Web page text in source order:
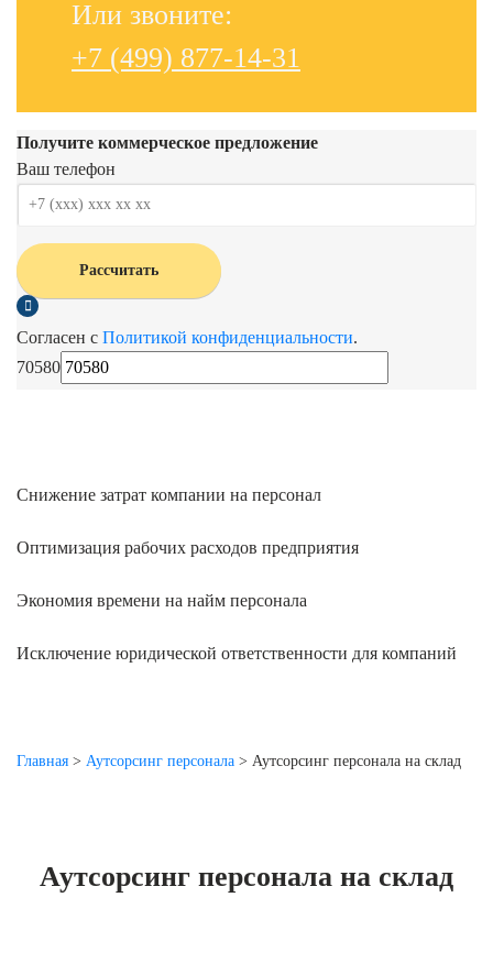
Или звоните:
+7 (499) 877-14-31
Получите коммерческое предложение
Ваш телефон
Рассчитать
Согласен с Политикой конфиденциальности.
70580
Снижение затрат компании на персонал
Оптимизация рабочих расходов предприятия
Экономия времени на найм персонала
Исключение юридической ответственности для компаний
Главная > Аутсорсинг персонала > Аутсорсинг персонала на склад
Аутсорсинг персонала на склад